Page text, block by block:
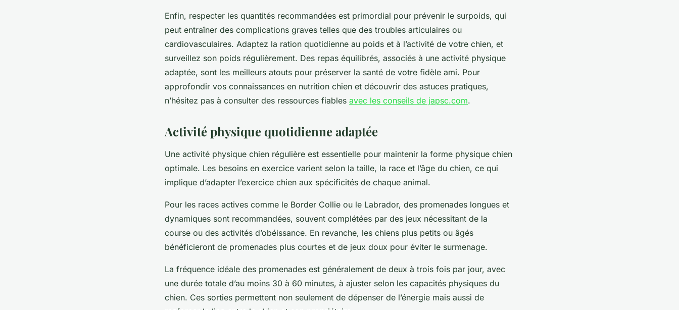
Enfin, respecter les quantités recommandées est primordial pour prévenir le surpoids, qui
peut entraîner des complications graves telles que des troubles articulaires ou
cardiovasculaires. Adaptez la ration quotidienne au poids et à l’activité de votre chien, et
surveillez son poids régulièrement. Des repas équilibrés, associés à une activité physique
adaptée, sont les meilleurs atouts pour préserver la santé de votre fidèle ami. Pour
approfondir vos connaissances en nutrition chien et découvrir des astuces pratiques,
n’hésitez pas à consulter des ressources fiables avec les conseils de japsc.com.
Activité physique quotidienne adaptée
Une activité physique chien régulière est essentielle pour maintenir la forme physique chien
optimale. Les besoins en exercice varient selon la taille, la race et l’âge du chien, ce qui
implique d’adapter l’exercice chien aux spécificités de chaque animal.
Pour les races actives comme le Border Collie ou le Labrador, des promenades longues et
dynamiques sont recommandées, souvent complétées par des jeux nécessitant de la
course ou des activités d’obéissance. En revanche, les chiens plus petits ou âgés
bénéficieront de promenades plus courtes et de jeux doux pour éviter le surmenage.
La fréquence idéale des promenades est généralement de deux à trois fois par jour, avec
une durée totale d’au moins 30 à 60 minutes, à ajuster selon les capacités physiques du
chien. Ces sorties permettent non seulement de dépenser de l’énergie mais aussi de